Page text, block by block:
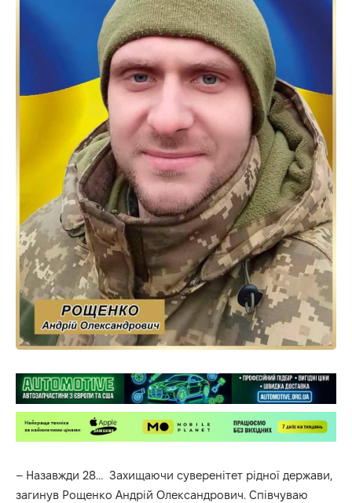
– Назавжди 28… Захищаючи суверенітет рідної держави,
загинув Рощенко Андрій Олександрович. Співчуваю